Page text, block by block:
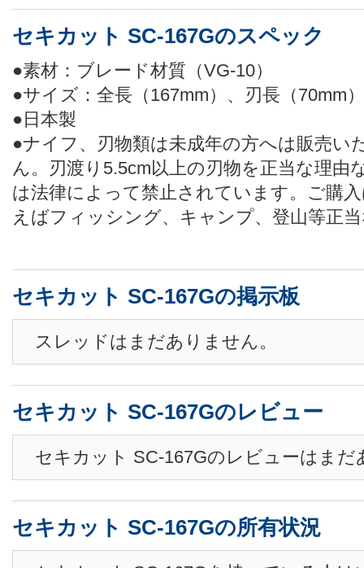
セキカット SC-167Gのスペック
●素材：ブレード材質（VG-10）
●サイズ：全長（167mm）、刃長（70mm）
●日本製
●ナイフ、刃物類は未成年の方へは販売い
ん。刃渡り5.5cm以上の刃物を正当な理由
は法律によって禁止されています。ご購
えばフィッシング、キャンプ、登山等正
セキカット SC-167Gの掲示板
スレッドはまだありません。
セキカット SC-167Gのレビュー
セキカット SC-167Gのレビューはまだ
セキカット SC-167Gの所有状況